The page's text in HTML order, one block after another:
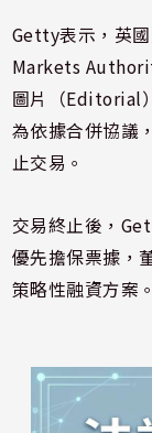
Getty表示，英
Markets
圖片（Editorial
為依據合併協議
止交易。
交易終止後，
優先擔保票據，
策略性融資方案。